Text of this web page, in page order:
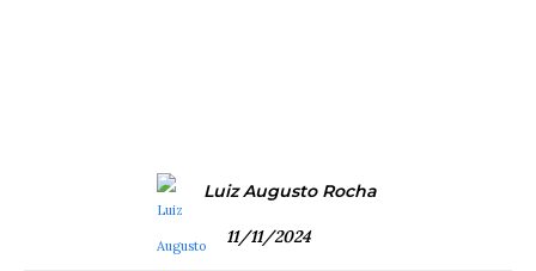
Luiz Augusto Rocha
11/11/2024